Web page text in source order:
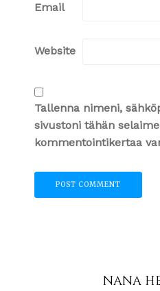
Email
Website
Tallenna nimeni,
sivustoni tähän
kommentointikertaa
NANA